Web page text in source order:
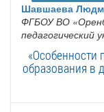
Шавшаева
ФГБОУ ВО
педагогический
«Особенности
образования в